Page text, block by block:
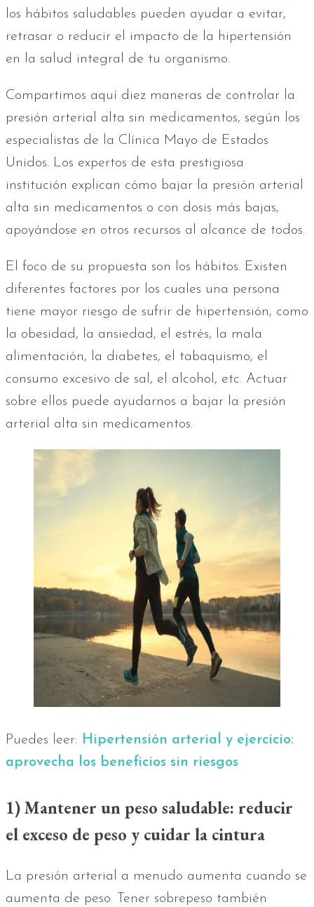
los hábitos saludables pueden ayudar a evitar,
retrasar o reducir el impacto de la hipertensión
en la salud integral de tu organismo.
Compartimos aquí diez maneras de controlar la
presión arterial alta sin medicamentos, según los
especialistas de la Clínica Mayo de Estados
Unidos. Los expertos de esta prestigiosa
institución explican cómo bajar la presión arterial
alta sin medicamentos o con dosis más bajas,
apoyándose en otros recursos al alcance de todos.
El foco de su propuesta son los hábitos. Existen
diferentes factores por los cuales una persona
tiene mayor riesgo de sufrir de hipertensión, como
la obesidad, la ansiedad, el estrés, la mala
alimentación, la diabetes, el tabaquismo, el
consumo excesivo de sal, el alcohol, etc. Actuar
sobre ellos puede ayudarnos a bajar la presión
arterial alta sin medicamentos.
Puedes leer: Hipertensión arterial y ejercicio:
aprovecha los beneficios sin riesgos
1) Mantener un peso saludable: reducir
el exceso de peso y cuidar la cintura
La presión arterial a menudo aumenta cuando se
aumenta de peso. Tener sobrepeso también